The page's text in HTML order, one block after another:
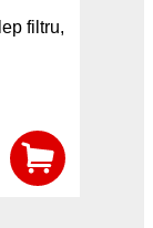
filtru,